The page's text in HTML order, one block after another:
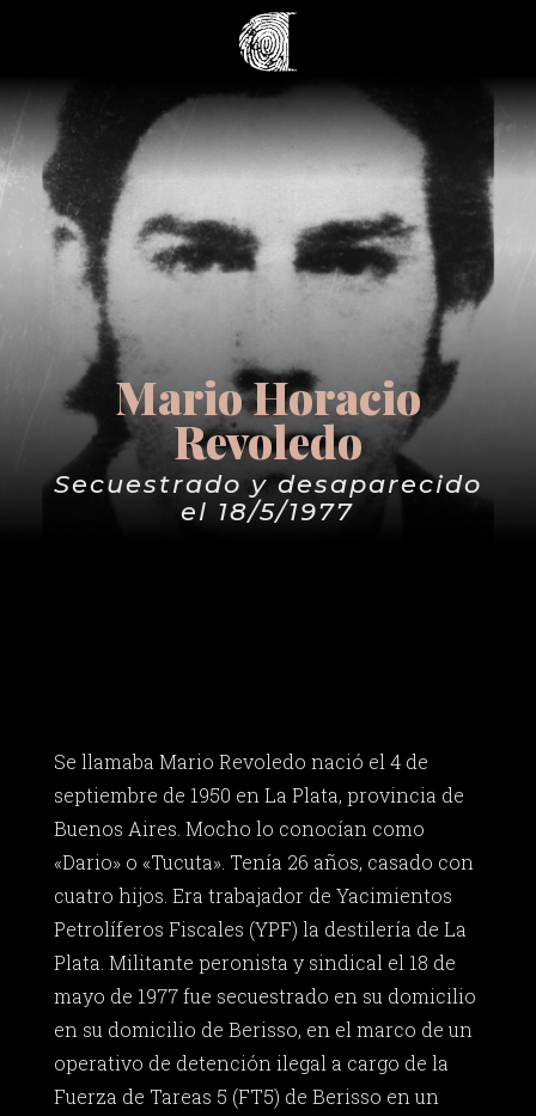
Mario Horacio
Revoledo
Secuestrado y desaparecido
el 18/5/1977
Se llamaba Mario Revoledo nació el 4 de
septiembre de 1950 en La Plata, provincia de
Buenos Aires. Mocho lo conocían como
«Dario» o «Tucuta». Tenía 26 años, casado con
cuatro hijos. Era trabajador de Yacimientos
Petrolíferos Fiscales (YPF) la destilería de La
Plata. Militante peronista y sindical el 18 de
mayo de 1977 fue secuestrado en su domicilio
en su domicilio de Berisso, en el marco de un
operativo de detención ilegal a cargo de la
Fuerza de Tareas 5 (FT5) de Berisso en un